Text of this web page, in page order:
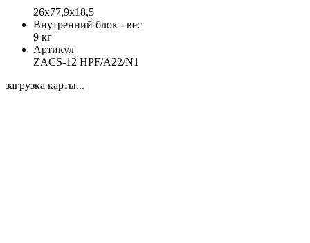
26х77,9х18,5
Внутренний блок - вес
9 кг
Артикул
ZACS-12 HPF/A22/N1
загрузка карты...